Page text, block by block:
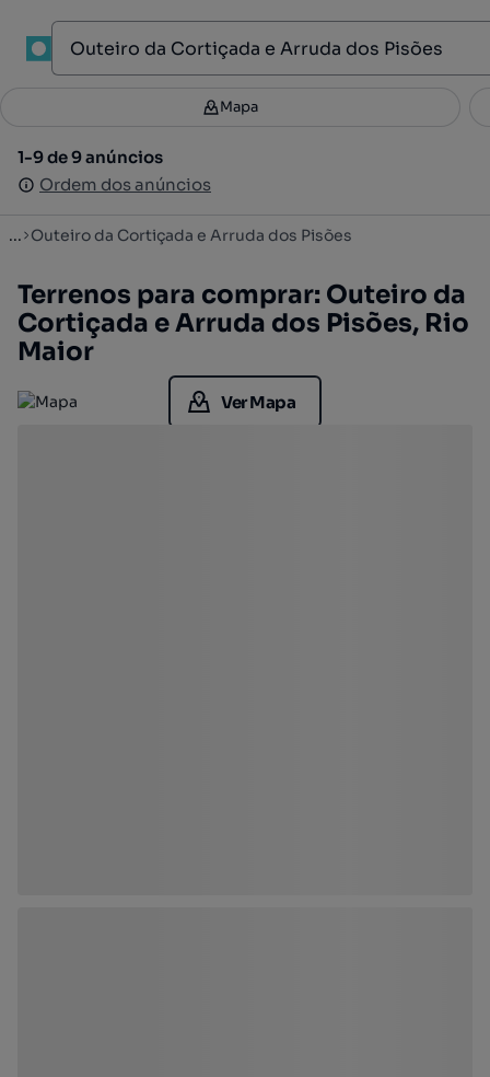
1
Filtros 2
1-9 de 9 anúncios
Ordem dos anúncios
Mapa
1-9 de 9 anúncios
Ordem dos anúncios
... Outeiro da Cortiçada e Arruda dos Pisões
Terrenos para comprar: Outeiro da
Cortiçada e Arruda dos Pisões, Rio
Maior
Ver Mapa